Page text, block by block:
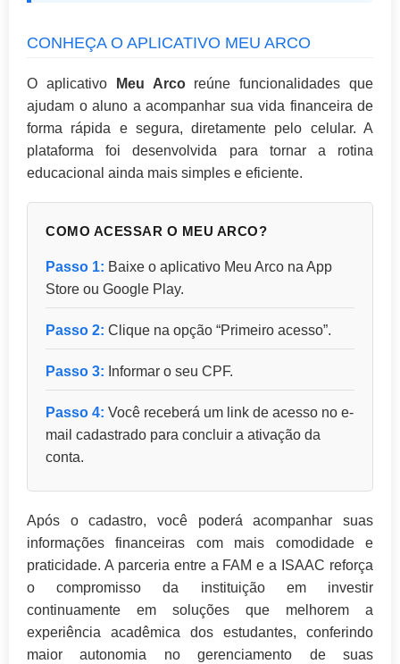
CONHEÇA O APLICATIVO MEU ARCO
O aplicativo Meu Arcoreúne funcionalidades que
ajudam o aluno a acompanhar sua vida financeira de
forma rápida e segura, diretamente pelo celular. A
plataforma foi desenvolvida para tornar a rotina
educacional ainda mais simples e eficiente.
COMO ACESSAR O MEU ARCO?
Passo 1: Baixe o aplicativo Meu Arco na App
Store ou Google Play.
Passo 2: Clique na opção “Primeiro acesso”.
Passo 3: Informar o seu CPF.
Passo 4: Você receberá um link de acesso no e-
mail cadastrado para concluir a ativação da
conta.
Após o cadastro, você poderá acompanhar suas
informações financeiras com mais comodidade e
praticidade. A parceria entre a FAM e a ISAAC reforça
o compromisso da instituição em investir
continuamente em soluções que melhorem a
experiência acadêmica dos estudantes, conferindo
maior autonomia no gerenciamento de suas